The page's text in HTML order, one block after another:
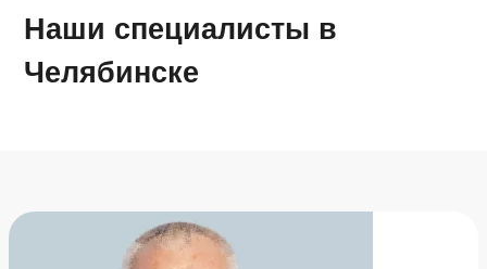
Наши специалисты в
Челябинске